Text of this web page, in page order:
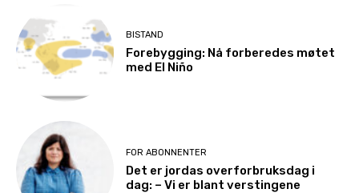
BISTAND
Forebygging: Nå forberedes møtet
med El Niño
FOR ABONNENTER
Det er jordas overforbruksdag i
dag: – Vi er blant verstingene